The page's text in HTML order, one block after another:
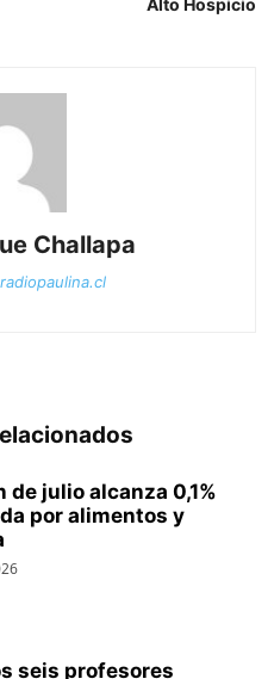
Challapa
de julio alcanza 0,1%
por alimentos y
seis profesores